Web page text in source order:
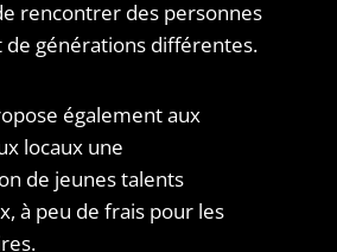
rencontrer des personnes
de générations différentes.
également aux
locaux une
de jeunes talents
à peu de frais pour les